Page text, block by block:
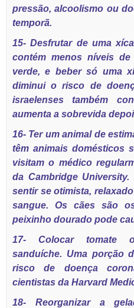
pressão, alcoolismo ou
temporã.
15- Desfrutar de uma
contém menos níveis
verde, e beber só uma
diminui o risco de
israelenses também
aumenta a sobrevida
16- Ter um animal de
têm animais domésticos
visitam o médico
da Cambridge
sentir se otimista,
sangue. Os cães são
peixinho dourado pode
17- Colocar tomate
sanduíche. Uma porção
risco de doença
cientistas da Harvard
18- Reorganizar a